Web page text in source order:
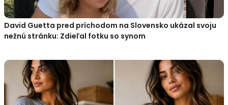
David Guetta pred príchodom na Slovensko ukázal svoju
nežnú stránku: Zdieľal fotku so synom